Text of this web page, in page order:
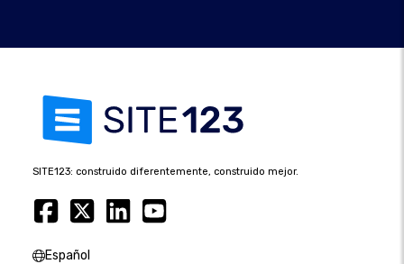
SITE123: construido diferentemente, construido mejor.
Español